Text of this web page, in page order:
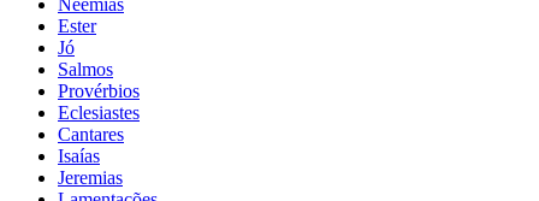
Ester
Jó
Salmos
Provérbios
Eclesiastes
Cantares
Isaías
Jeremias